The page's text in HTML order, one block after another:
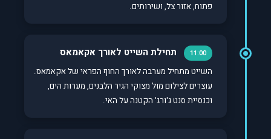
פתוח, אזור צל, ושירותים.
11:00 תחילת השייט לאורך אקאמאס
השייט מתחיל מערבה לאורך החוף הפראי של אקאמאס.
עוצרים לצילום מול מצוקי הגיר הלבנים, מערות הים,
וכנסיית סנט ג'ורג' הקטנה על האי.